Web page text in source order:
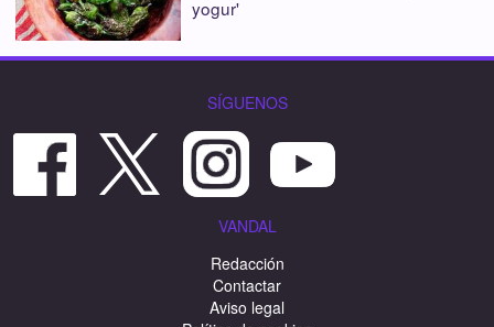
yogur'
SÍGUENOS
VANDAL
Redacción
Contactar
Aviso legal